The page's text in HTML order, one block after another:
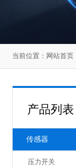
当前位置： 网站首页
产品列表
传感器
压力开关